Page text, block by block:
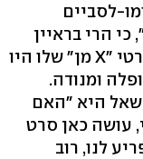
לסביים
הרי בראיין
סינגר הוא במאי שחי מחוץ לארון וסרטי "X מן" שלו היו
ומנודה.
היא "האם
עושה כאן סרט
לנו, רוב